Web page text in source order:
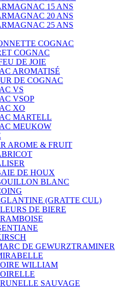
15 ANS
20 ANS
25 ANS
COGNAC
COGNAC
DE JOIE
AROMATISÉ
DE COGNAC
VS
VSOP
XO
MARTELL
MEUKOW
AROME & FRUIT
DE HOUX
BLANC
(GRATTE CUL)
DE BIERE
DE GEWURZTRAMINER
WILLIAM
SAUVAGE